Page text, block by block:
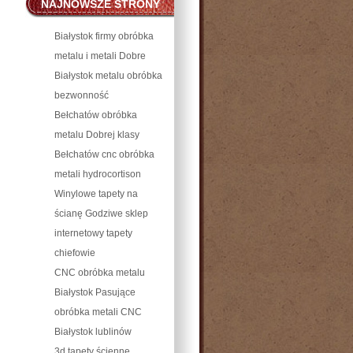
NAJNOWSZE STRONY
WROCŁAW
Białystok firmy obróbka
metalu i metali Dobre
Białystok metalu obróbka
bezwonność
Bełchatów obróbka
metalu Dobrej klasy
Bełchatów cnc obróbka
metali hydrocortison
Winylowe tapety na
ścianę Godziwe sklep
internetowy tapety
chiefowie
CNC obróbka metalu
Białystok Pasujące
obróbka metali CNC
Białystok lublinów